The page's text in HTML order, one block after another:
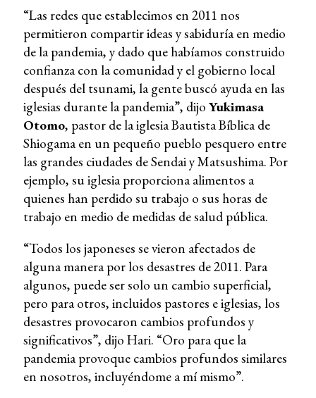
“Las redes que establecimos en 2011 nos
permitieron compartir ideas y sabiduría en medio
de la pandemia, y dado que habíamos construido
confianza con la comunidad y el gobierno local
después del tsunami, la gente buscó ayuda en las
iglesias durante la pandemia”, dijo Yukimasa
Otomo, pastor de la iglesia Bautista Bíblica de
Shiogama en un pequeño pueblo pesquero entre
las grandes ciudades de Sendai y Matsushima. Por
ejemplo, su iglesia proporciona alimentos a
quienes han perdido su trabajo o sus horas de
trabajo en medio de medidas de salud pública.
“Todos los japoneses se vieron afectados de
alguna manera por los desastres de 2011. Para
algunos, puede ser solo un cambio superficial,
pero para otros, incluidos pastores e iglesias, los
desastres provocaron cambios profundos y
significativos”, dijo Hari. “Oro para que la
pandemia provoque cambios profundos similares
en nosotros, incluyéndome a mí mismo”.